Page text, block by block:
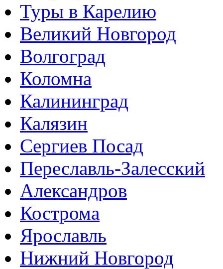
Туры в Карелию
Великий Новгород
Волгоград
Коломна
Калининград
Калязин
Сергиев Посад
Переславль-Залесский
Александров
Кострома
Ярославль
Нижний Новгород